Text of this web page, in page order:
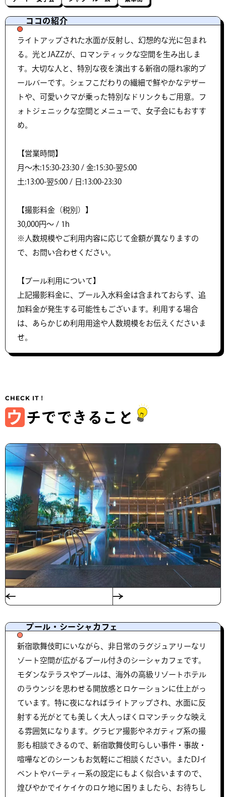
ココの紹介
ライトアップされた水面が反射し、幻想的な光に包まれ
る。光とJAZZが、ロマンティックな空間を生み出しま
す。大切な人と、特別な夜を演出する新宿の隠れ家的プ
ールバーです。シェフこだわりの繊細で鮮やかなデザー
トや、可愛いクマが乗った特別なドリンクもご用意。フ
ォトジェニックな空間とメニューで、女子会にもおすす
め。
【営業時間】
月～木:15:30-23:30 / 金:15:30-翌5:00
土:13:00-翌5:00 / 日:13:00-23:30
【撮影料金（税別）】
30,000円〜 / 1h
※人数規模やご利用内容に応じて金額が異なりますの
で、お問い合わせください。
【プール利用について】
上記撮影料金に、プール入水料金は含まれておらず、追
加料金が発生する可能性もございます。利用する場合
は、あらかじめ利用用途や人数規模をお伝えくださいま
せ。
ウ チでできること
プール・シーシャカフェ
新宿歌舞伎町にいながら、非日常のラグジュアリーなリ
ゾート空間が広がるプール付きのシーシャカフェです。
モダンなテラスやプールは、海外の高級リゾートホテル
のラウンジを思わせる開放感とロケーションに仕上がっ
ています。特に夜になればライトアップされ、水面に反
射する光がとても美しく大人っぽくロマンチックな映え
る雰囲気になります。グラビア撮影やネガティブ系の撮
影も相談できるので、新宿歌舞伎町らしい事件・事故・
喧嘩などのシーンもお気軽にご相談ください。またDJイ
ベントやパーティー系の設定にもよく似合いますので、
煌びやかでイケイケのロケ地に困りましたら、お待ちし